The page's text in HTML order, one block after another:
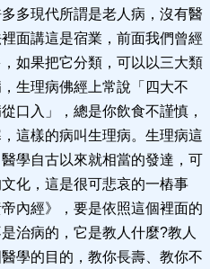
多現代所謂是老人病，沒有醫
面講這是宿業，前面我們曾經
如果把它分類，可以以三大類
生理病佛經上常說「四大不
口入」，總是你飲食不謹慎，
這樣的病叫生理病。生理病這
學自古以來就相當的發達，可
化，這是很可悲哀的一樁事
內經》，要是依照這個裡面的
治病的，它是教人什麼?教人
學的目的，教你長壽、教你不